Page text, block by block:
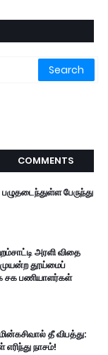
COMMENTS
பேருந்து
அரளி விதை
முயன்ற தூய்மைப்
சக பணியாளர்கள்
தீ விபத்து:
நாசம்!